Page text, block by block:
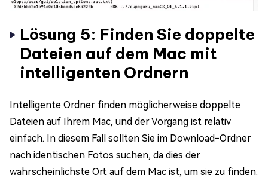
Lösung 5: Finden Sie doppelte
Dateien auf dem Mac mit
intelligenten Ordnern
Intelligente Ordner finden möglicherweise doppelte
Dateien auf Ihrem Mac, und der Vorgang ist relativ
einfach. In diesem Fall sollten Sie im Download-Ordner
nach identischen Fotos suchen, da dies der
wahrscheinlichste Ort auf dem Mac ist, um sie zu finden.